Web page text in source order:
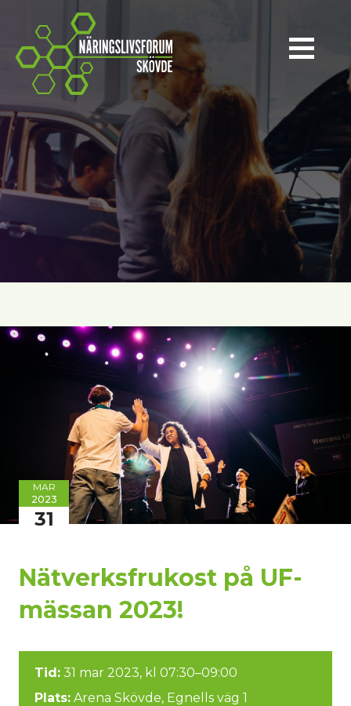
Näringslivsforum Skövde
MAR
2023
31
Nätverksfrukost på UF-
mässan 2023!
Tid: 31 mar 2023, kl 07:30–09:00
Plats: Arena Skövde, Egnells väg 1